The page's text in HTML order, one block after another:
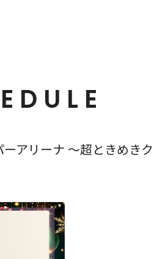
アリーナ 〜超ときめきク